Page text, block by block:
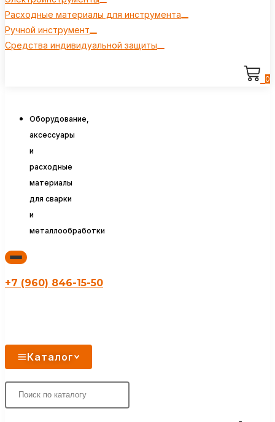
Расходные материалы для инструмента
Ручной инструмент
Средства индивидуальной защиты
0
Оборудование,
аксессуары
и
расходные
материалы
для сварки
и
металлообработки
+7 (960) 846-15-50
Каталог